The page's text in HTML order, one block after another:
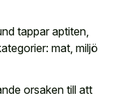
tappar aptiten,
mat, miljö
orsaken till att